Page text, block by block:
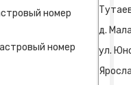
номер
номер
д.
ул.